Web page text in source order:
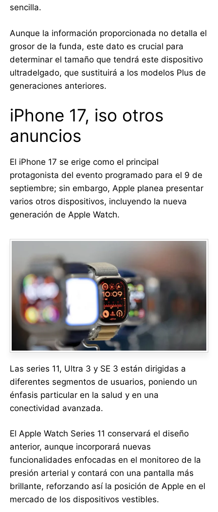
sencilla.
Aunque la información proporcionada no detalla el
grosor de la funda, este dato es crucial para
determinar el tamaño que tendrá este dispositivo
ultradelgado, que sustituirá a los modelos Plus de
generaciones anteriores.
iPhone 17, iso otros
anuncios
El iPhone 17 se erige como el principal
protagonista del evento programado para el 9 de
septiembre; sin embargo, Apple planea presentar
varios otros dispositivos, incluyendo la nueva
generación de Apple Watch.
Las series 11, Ultra 3 y SE 3 están dirigidas a
diferentes segmentos de usuarios, poniendo un
énfasis particular en la salud y en una
conectividad avanzada.
El Apple Watch Series 11 conservará el diseño
anterior, aunque incorporará nuevas
funcionalidades enfocadas en el monitoreo de la
presión arterial y contará con una pantalla más
brillante, reforzando así la posición de Apple en el
mercado de los dispositivos vestibles.